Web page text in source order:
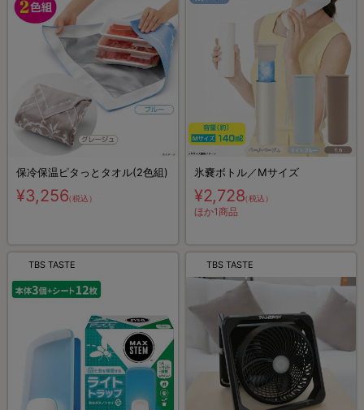
保冷保温ピタっとタオル(2色組)
¥3,256（税込）
氷嚢ボトル／Mサイズ
¥2,728（税込）
ほか1商品
TBS TASTE TBS TASTE